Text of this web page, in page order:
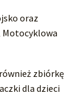
oraz
Motocyklowa
zbiórkę
dla dzieci